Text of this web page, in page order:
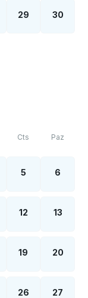
29 30
Cts Paz
5 6
12 13
19 20
26 27